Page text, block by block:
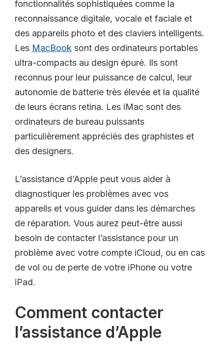
fonctionnalités sophistiquées comme la
reconnaissance digitale, vocale et faciale et
des appareils photo et des claviers intelligents.
Les MacBook sont des ordinateurs portables
ultra-compacts au design épuré. Ils sont
reconnus pour leur puissance de calcul, leur
autonomie de batterie très élevée et la qualité
de leurs écrans retina. Les iMac sont des
ordinateurs de bureau puissants
particulièrement appréciés des graphistes et
des designers.
L’assistance d’Apple peut vous aider à
diagnostiquer les problèmes avec vos
appareils et vous guider dans les démarches
de réparation. Vous aurez peut-être aussi
besoin de contacter l’assistance pour un
problème avec votre compte iCloud, ou en cas
de vol ou de perte de votre iPhone ou votre
iPad.
Comment contacter
l’assistance d’Apple